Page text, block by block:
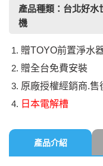
產品種類：台北好水
機
贈TOYO前置淨水
贈全台免費安裝
原廠授權經銷商.售
日本電解槽
產品介紹